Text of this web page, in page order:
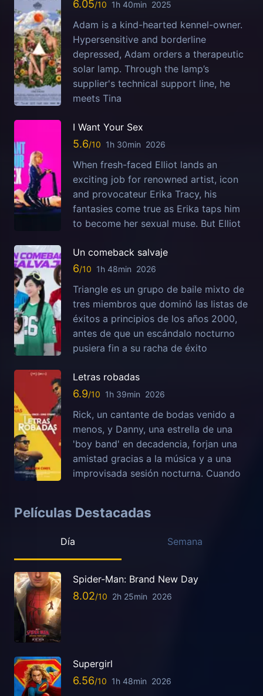
6.05 1h 40min 2025
Adam is a kind-hearted kennel-owner.
Hypersensitive and borderline
depressed, Adam orders a therapeutic
solar lamp. Through the lamp’s
supplier's technical support line, he
meets Tina
I Want Your Sex
5.6 1h 30min 2026
When fresh-faced Elliot lands an
exciting job for renowned artist, icon
and provocateur Erika Tracy, his
fantasies come true as Erika taps him
to become her sexual muse. But Elliot
Un comeback salvaje
6 1h 48min 2026
Triangle es un grupo de baile mixto de
tres miembros que dominó las listas de
éxitos a principios de los años 2000,
antes de que un escándalo nocturno
pusiera fin a su racha de éxito
Letras robadas
6.9 1h 39min 2026
Rick, un cantante de bodas venido a
menos, y Danny, una estrella de una
'boy band' en decadencia, forjan una
amistad gracias a la música y a una
improvisada sesión nocturna. Cuando
Películas Destacadas
Día Semana
Spider-Man: Brand New Day
8.02 2h 25min 2026
Supergirl
6.56 1h 48min 2026